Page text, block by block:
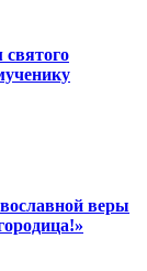
святого
веры